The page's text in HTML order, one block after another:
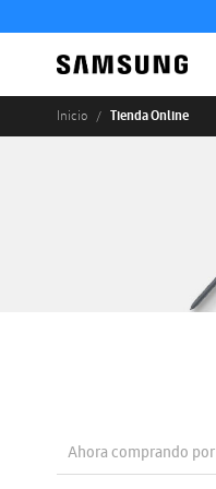
Inicio Tienda Online
Ahora comprando por